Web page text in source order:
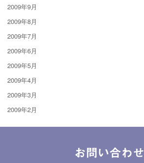
2009年9月
2009年8月
2009年7月
2009年6月
2009年5月
2009年4月
2009年3月
2009年2月
お問い合わせ